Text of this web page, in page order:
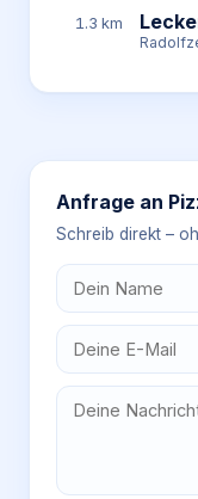
1.3 km
Anfrage an
Schreib direkt –